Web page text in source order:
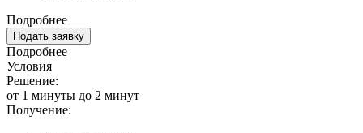
Подробнее
Подать заявку
Подробнее
Условия
Решение:
от 1 минуты до 2 минут
Получение: